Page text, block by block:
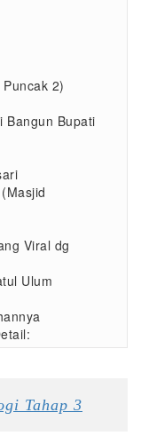
2)
Bangun Bupati
Viral dg
Ulum
Tahap 3